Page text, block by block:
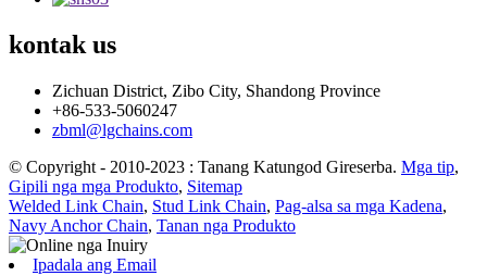
kontak us
Zichuan District, Zibo City, Shandong Province
+86-533-5060247
zbml@lgchains.com
© Copyright - 2010-2023 : Tanang Katungod Gireserba. Mga tip,
Gipili nga mga Produkto, Sitemap
Welded Link Chain, Stud Link Chain, Pag-alsa sa mga Kadena,
Navy Anchor Chain, Tanan nga Produkto
Ipadala ang Email